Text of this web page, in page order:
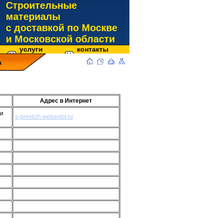
Строительные
материалы
с доставкой по Москве
и Московской области
услуги
контакты
Адрес в Интернет
и
s-prestizh.webavtor.ru